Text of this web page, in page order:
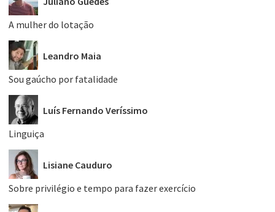
A mulher do lotação
Leandro Maia
Sou gaúcho por fatalidade
Luís Fernando Veríssimo
Linguiça
Lisiane Cauduro
Sobre privilégio e tempo para fazer exercício